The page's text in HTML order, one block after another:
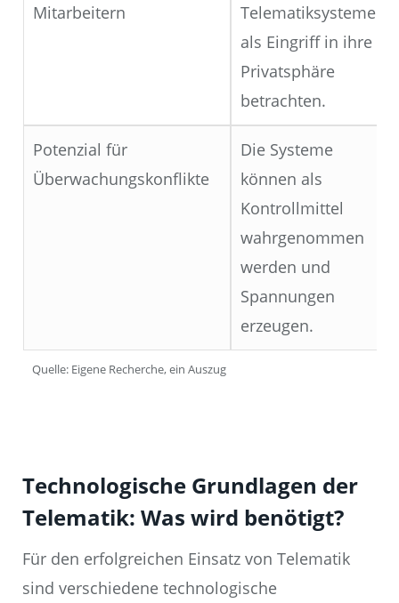
Mitarbeitern
Telematiksysteme
als Eingriff in ihre
Privatsphäre
betrachten.
Potenzial für
Überwachungskonflikte
Die Systeme
können als
Kontrollmittel
wahrgenommen
werden und
Spannungen
erzeugen.
Quelle: Eigene Recherche, ein Auszug
Technologische Grundlagen der
Telematik: Was wird benötigt?
Für den erfolgreichen Einsatz von Telematik
sind verschiedene technologische